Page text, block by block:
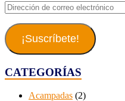
Dirección
de
correo
electrónico
¡Suscríbete!
CATEGORÍAS
Acampadas (2)